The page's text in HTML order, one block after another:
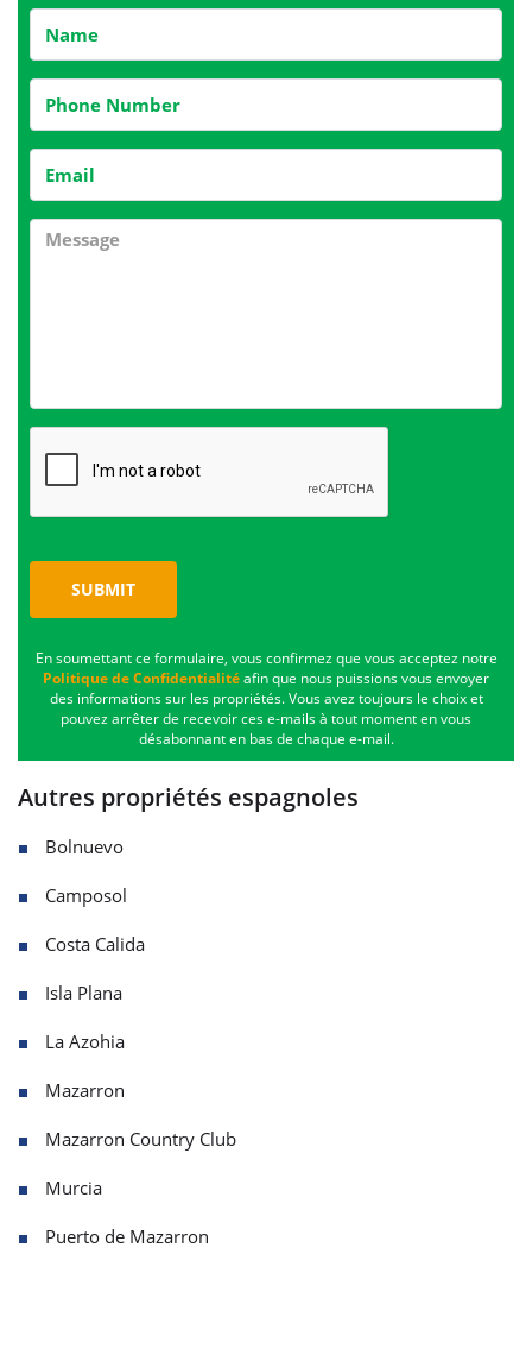
SUBMIT
En soumettant ce formulaire, vous confirmez que vous acceptez notre
Politique de Confidentialitéafin que nous puissions vous envoyer
des informations sur les propriétés. Vous avez toujours le choix et
pouvez arrêter de recevoir ces e-mails à tout moment en vous
désabonnant en bas de chaque e-mail.
Autres propriétés espagnoles
Bolnuevo
Camposol
Costa Calida
Isla Plana
La Azohia
Mazarron
Mazarron Country Club
Murcia
Puerto de Mazarron